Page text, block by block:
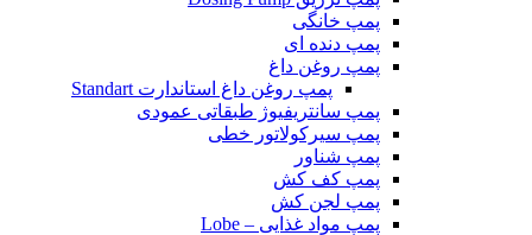
پمپ خانگی
پمپ دنده ای
پمپ روغن داغ
پمپ روغن داغ استاندارت Standart
پمپ سانتریفیوژ طبقاتی عمودی
پمپ سیرکولاتور خطی
پمپ شناور
پمپ کف کش
پمپ لجن کش
پمپ مواد غذایی – Lobe